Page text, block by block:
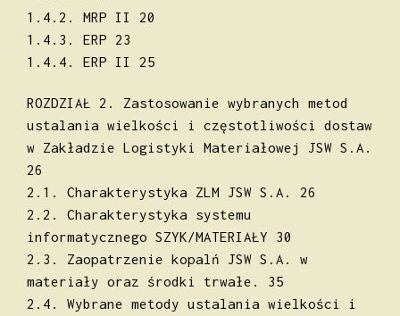
1.4.2. MRP II 20
1.4.3. ERP 23
1.4.4. ERP II 25
ROZDZIAŁ 2. Zastosowanie wybranych metod
ustalania wielkości i częstotliwości dostaw
w Zakładzie Logistyki Materiałowej JSW S.A.
26
2.1. Charakterystyka ZLM JSW S.A. 26
2.2. Charakterystyka systemu
informatycznego SZYK/MATERIAŁY 30
2.3. Zaopatrzenie kopalń JSW S.A. w
materiały oraz środki trwałe. 35
2.4. Wybrane metody ustalania wielkości i